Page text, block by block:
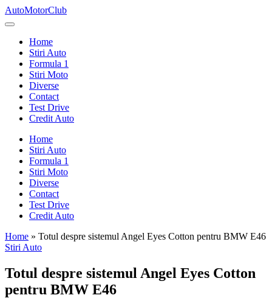
Skip
to
AutoMotorClub
Totul
masini
pasionatii
masini
Home
Stiri Auto
Formula 1
Stiri Moto
Diverse
Contact
Test Drive
Credit Auto
Home
Stiri Auto
Formula 1
Stiri Moto
Diverse
Contact
Test Drive
Credit Auto
Home » Totul despre sistemul Angel Eyes Cotton pentru BMW E46
Posted
Stiri Auto
Totul despre sistemul Angel Eyes Cotton
pentru BMW E46